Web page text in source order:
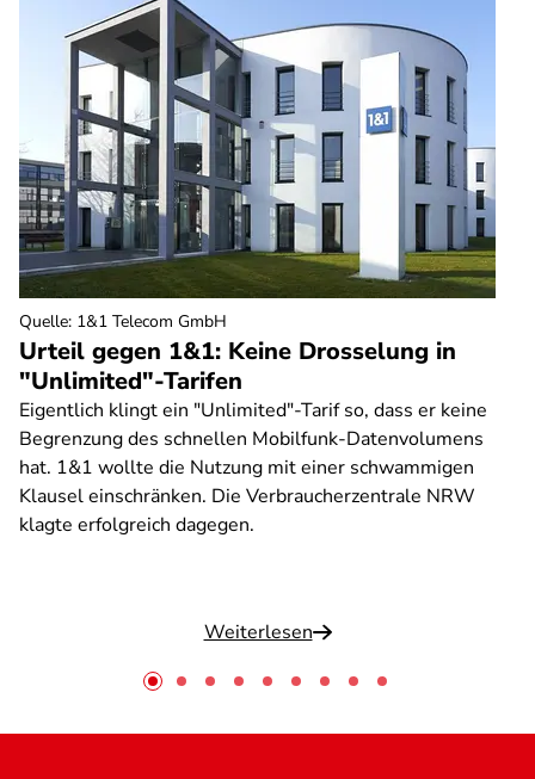
Urteil gegen 1&1: Keine Drosselung in
"Unlimited"-Tarifen
Eigentlich klingt ein "Unlimited"-Tarif so, dass er keine
Begrenzung des schnellen Mobilfunk-Datenvolumens
hat. 1&1 wollte die Nutzung mit einer schwammigen
Klausel einschränken. Die Verbraucherzentrale NRW
klagte erfolgreich dagegen.
Weiterlesen
Quelle: 1&1 Telecom GmbH